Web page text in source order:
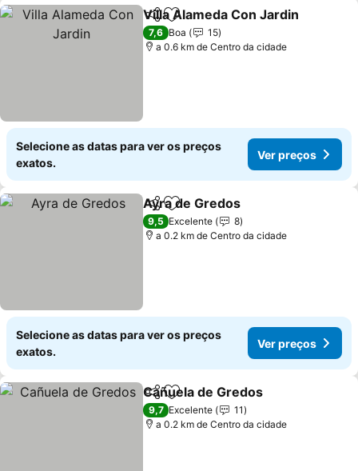
PartilharAdicionar aos favoritos
Villa Alameda Con Jardin
7,6 Boa
15
a 0.6 km de Centro da cidade
Selecione as datas para ver os preços
exatos.
Ver preços
PartilharAdicionar aos favoritos
Ayra de Gredos
9,5 Excelente
8
a 0.2 km de Centro da cidade
Selecione as datas para ver os preços
exatos.
Ver preços
PartilharAdicionar aos favoritos
Cañuela de Gredos
9,7 Excelente
11
a 0.2 km de Centro da cidade